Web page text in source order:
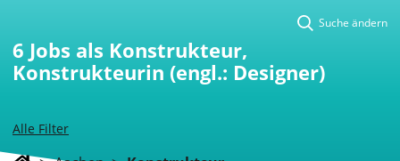
Alle Filter
Suche ändern
6 Jobs als Konstrukteur,
Konstrukteurin (engl.: Designer)